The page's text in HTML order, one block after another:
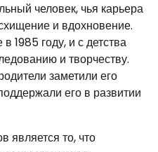
человек, чья карьера
и вдохновение.
1985 году, и с детства
и творчеству.
заметили его
его в развитии
является то, что